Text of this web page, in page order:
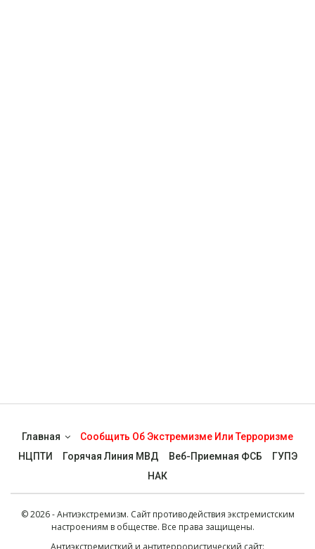
Главная
Сообщить Об Экстремизме Или Терроризме
НЦПТИ
Горячая Линия МВД Веб-Приемная ФСБ
ГУПЭ
НАК
© 2026 - Антиэкстремизм. Сайт противодействия экстремистским
настроениям в обществе. Все права защищены.
Антиэкстремисткий и антитеррористический сайт: